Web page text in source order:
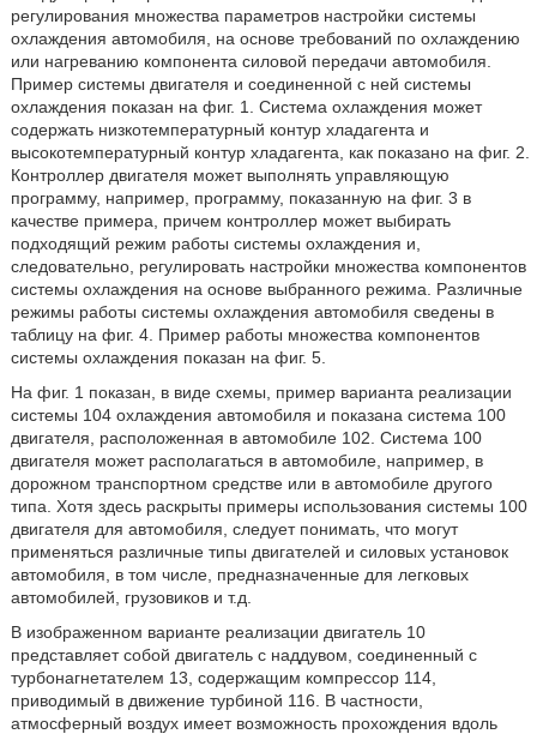
регулирования множества параметров настройки системы
охлаждения автомобиля, на основе требований по охлаждению
или нагреванию компонента силовой передачи автомобиля.
Пример системы двигателя и соединенной с ней системы
охлаждения показан на фиг. 1. Система охлаждения может
содержать низкотемпературный контур хладагента и
высокотемпературный контур хладагента, как показано на фиг. 2.
Контроллер двигателя может выполнять управляющую
программу, например, программу, показанную на фиг. 3 в
качестве примера, причем контроллер может выбирать
подходящий режим работы системы охлаждения и,
следовательно, регулировать настройки множества компонентов
системы охлаждения на основе выбранного режима. Различные
режимы работы системы охлаждения автомобиля сведены в
таблицу на фиг. 4. Пример работы множества компонентов
системы охлаждения показан на фиг. 5.
На фиг. 1 показан, в виде схемы, пример варианта реализации
системы 104 охлаждения автомобиля и показана система 100
двигателя, расположенная в автомобиле 102. Система 100
двигателя может располагаться в автомобиле, например, в
дорожном транспортном средстве или в автомобиле другого
типа. Хотя здесь раскрыты примеры использования системы 100
двигателя для автомобиля, следует понимать, что могут
применяться различные типы двигателей и силовых установок
автомобиля, в том числе, предназначенные для легковых
автомобилей, грузовиков и т.д.
В изображенном варианте реализации двигатель 10
представляет собой двигатель с наддувом, соединенный с
турбонагнетателем 13, содержащим компрессор 114,
приводимый в движение турбиной 116. В частности,
атмосферный воздух имеет возможность прохождения вдоль